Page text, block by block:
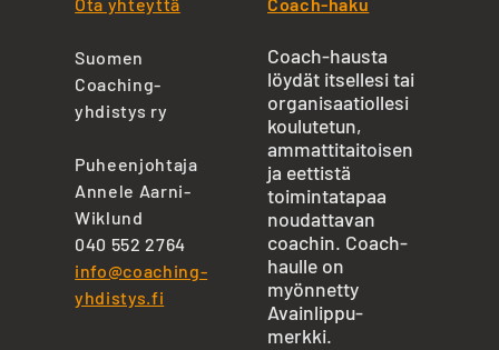
Suomen
Coaching-
yhdistys ry
Puheenjohtaja
Annele Aarni-
Wiklund
040 552 2764
info@coaching-
yhdistys.fi
Coach-hausta
löydät itsellesi tai
organisaatiollesi
koulutetun,
ammattitaitoisen
ja eettistä
toimintatapaa
noudattavan
coachin. Coach-
haulle on
myönnetty
Avainlippu-
merkki.